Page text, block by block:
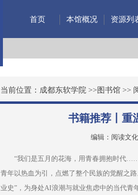
首页 本馆概况 资源列
当前位置： 成都东软学院 >>图书馆>>
书籍推荐丨重
编辑：阅读文
“我们是五月的花海，用青春拥抱时代
青年以热血为引，点燃了整个民族的觉醒之
业史”，为身处AI浪潮与就业焦虑中的当代青